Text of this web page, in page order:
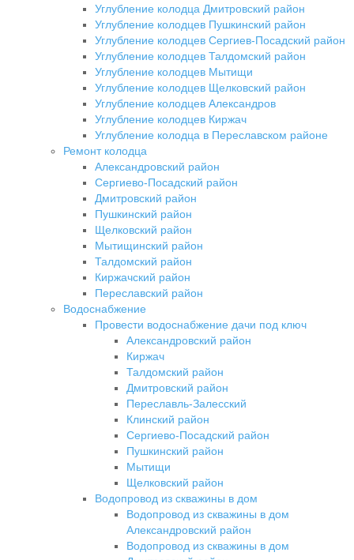
Углубление колодца Дмитровский район
Углубление колодцев Пушкинский район
Углубление колодцев Сергиев-Посадский район
Углубление колодцев Талдомский район
Углубление колодцев Мытищи
Углубление колодцев Щелковский район
Углубление колодцев Александров
Углубление колодцев Киржач
Углубление колодца в Переславском районе
Ремонт колодца
Александровский район
Сергиево-Посадский район
Дмитровский район
Пушкинский район
Щелковский район
Мытищинский район
Талдомский район
Киржачский район
Переславский район
Водоснабжение
Провести водоснабжение дачи под ключ
Александровский район
Киржач
Талдомский район
Дмитровский район
Переславль-Залесский
Клинский район
Сергиево-Посадский район
Пушкинский район
Мытищи
Щелковский район
Водопровод из скважины в дом
Водопровод из скважины в дом
Александровский район
Водопровод из скважины в дом